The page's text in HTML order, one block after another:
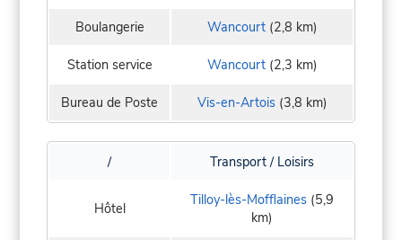
Boulangerie Wancourt(2,8 km)
Station service Wancourt(2,3 km)
Bureau de Poste Vis-en-Artois(3,8 km)
/ Transport / Loisirs
Hôtel Tilloy-lès-Mofflaines (5,9
km)